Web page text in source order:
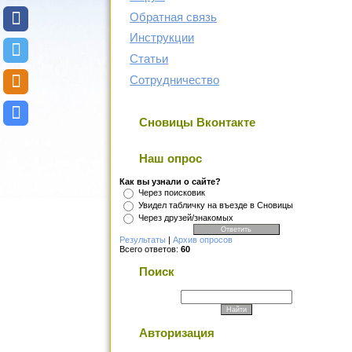
Обратная связь
Инструкции
Статьи
Сотрудничество
Сновицы Вконтакте
Наш опрос
Как вы узнали о сайте?
Через поисковик
Увидел табличку на въезде в Сновицы
Через друзей/знакомых
Результаты | Архив опросов
Всего ответов: 60
Поиск
Авторизация